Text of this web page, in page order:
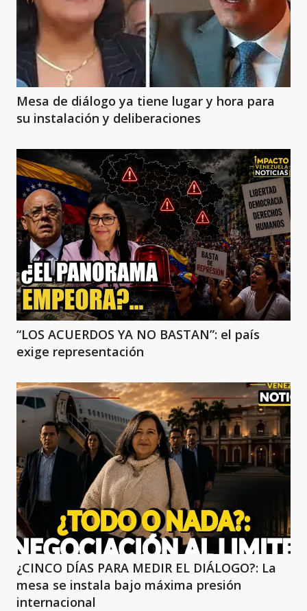
Mesa de diálogo ya tiene lugar y hora para
su instalación y deliberaciones
“LOS ACUERDOS YA NO BASTAN”: el país
exige representación
¿CINCO DÍAS PARA MEDIR EL DIÁLOGO?: La
mesa se instala bajo máxima presión
internacional